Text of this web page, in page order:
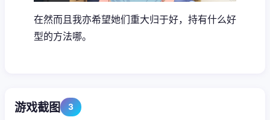
在然而且我亦希望她们重大归于好，持有什么好
型的方法哪。
游戏截图 3